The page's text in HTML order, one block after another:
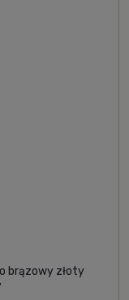
brązowy złoty